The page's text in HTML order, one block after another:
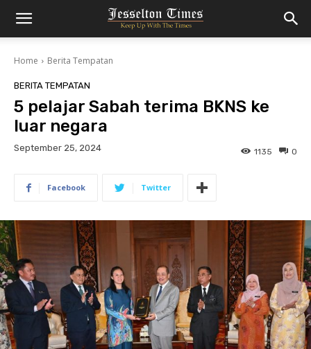
Home Berita Tempatan
BERITA TEMPATAN
5 pelajar Sabah terima BKNS ke
luar negara
September 25, 2024 0
1135
Facebook Twitter